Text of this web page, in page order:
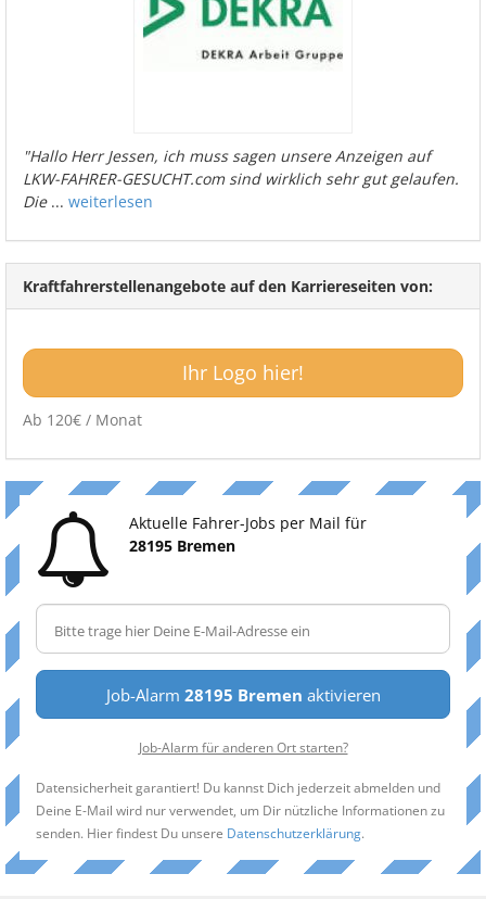
"Hallo Herr Jessen, ich muss sagen unsere Anzeigen auf
LKW-FAHRER-GESUCHT.com sind wirklich sehr gut gelaufen.
Die... weiterlesen
Kraftfahrerstellenangebote auf den Karriereseiten von:
Ihr Logo hier!
Ab 120€ / Monat
Aktuelle Fahrer-Jobs per Mail für
28195 Bremen
Job-Alarm 28195 Bremen aktivieren
Job-Alarm für anderen Ort starten?
Datensicherheit garantiert! Du kannst Dich jederzeit abmelden und
Deine E-Mail wird nur verwendet, um Dir nützliche Informationen zu
senden. Hier findest Du unsere Datenschutzerklärung.